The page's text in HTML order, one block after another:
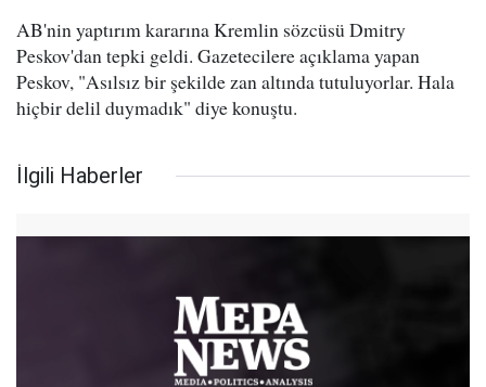
AB'nin yaptırım kararına Kremlin sözcüsü Dmitry
Peskov'dan tepki geldi. Gazetecilere açıklama yapan
Peskov, "Asılsız bir şekilde zan altında tutuluyorlar. Hala
hiçbir delil duymadık" diye konuştu.
İlgili Haberler